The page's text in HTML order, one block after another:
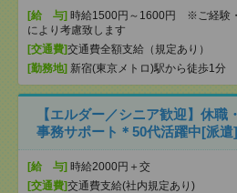
[給 与] 時給1500円～1600円 ※ご経験
により考慮致します
[交通費]交通費全額支給（規定あり）
[勤務地] 新宿(東京メトロ)駅から徒歩1分
【エルダー／シニア歓迎】休職
事務サポート＊50代活躍中[派遣]
[給 与] 時給2000円＋交
[交通費]交通費支給(社内規定あり)